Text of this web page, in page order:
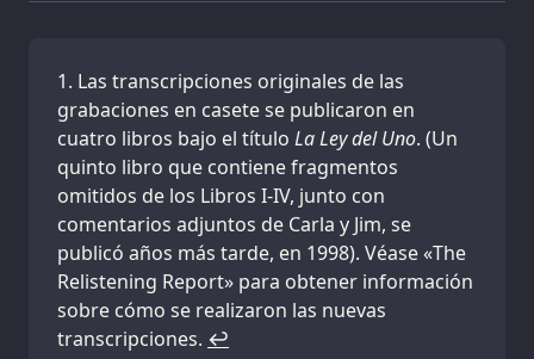
Las transcripciones originales de las
grabaciones en casete se publicaron en
cuatro libros bajo el título La Ley del Uno. (Un
quinto libro que contiene fragmentos
omitidos de los Libros I-IV, junto con
comentarios adjuntos de Carla y Jim, se
publicó años más tarde, en 1998). Véase «The
Relistening Report» para obtener información
sobre cómo se realizaron las nuevas
transcripciones. ↩